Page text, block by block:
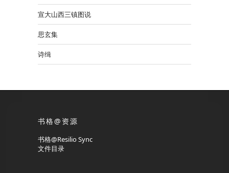
宣大山西三镇图说
思玄集
诗缉
书格@资源
书格@Resilio Sync
文件目录